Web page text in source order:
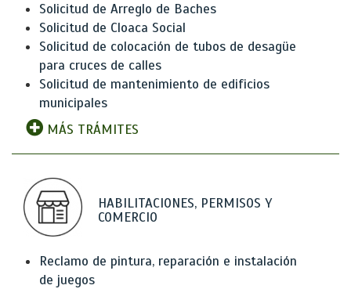
Solicitud de Arreglo de Baches
Solicitud de Cloaca Social
Solicitud de colocación de tubos de desagüe
para cruces de calles
Solicitud de mantenimiento de edificios
municipales
MÁS TRÁMITES
HABILITACIONES, PERMISOS Y
COMERCIO
Reclamo de pintura, reparación e instalación
de juegos